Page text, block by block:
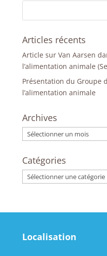
Articles récents
Article sur Van Aarsen
l’alimentation animale
Présentation du Groupe
l’alimentation animale
Archives
Archives
Catégories
Catégories
Localisation